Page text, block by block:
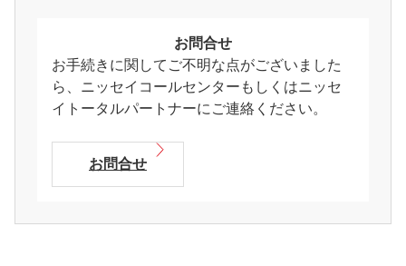
お問合せ
お手続きに関してご不明な点がございました
ら、ニッセイコールセンターもしくはニッセ
イトータルパートナーにご連絡ください。
お問合せ